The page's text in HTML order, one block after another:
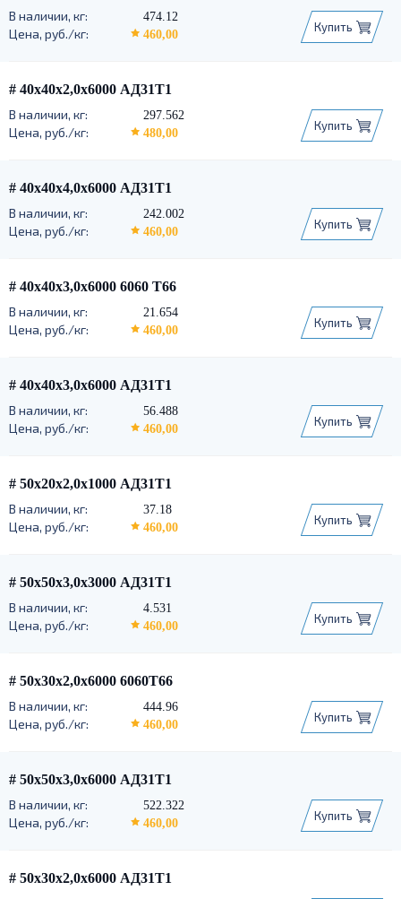
474.12
460,00
Купить
# 40х40х2,0х6000 АД31Т1
297.562
480,00
Купить
# 40х40х4,0х6000 АД31Т1
242.002
460,00
Купить
# 40х40х3,0х6000 6060 Т66
21.654
460,00
Купить
# 40х40х3,0х6000 АД31Т1
56.488
460,00
Купить
# 50х20х2,0х1000 АД31Т1
37.18
460,00
Купить
# 50х50х3,0х3000 АД31Т1
4.531
460,00
Купить
# 50х30х2,0х6000 6060Т66
444.96
460,00
Купить
# 50х50х3,0х6000 АД31Т1
522.322
460,00
Купить
# 50х30х2,0х6000 АД31Т1